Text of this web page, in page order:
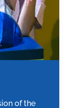
of the